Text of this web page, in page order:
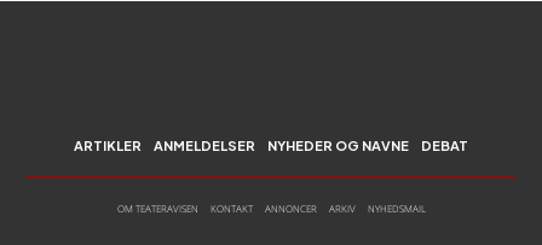
ARTIKLER ANMELDELSER NYHEDER OG NAVNE DEBAT
OM TEATERAVISEN KONTAKT ANNONCER ARKIV NYHEDSMAIL